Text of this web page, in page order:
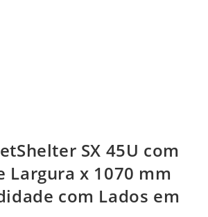
SX 45U com
Largura x 1070 mm
com Lados em